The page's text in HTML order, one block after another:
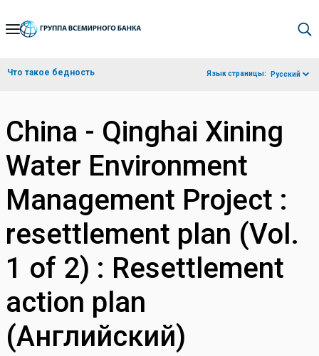
Skip
Navigation
Что такое бедность Язык страницы: Русский
China - Qinghai Xining
Water Environment
Management Project :
resettlement plan (Vol.
1 of 2) : Resettlement
action plan
(Английский)